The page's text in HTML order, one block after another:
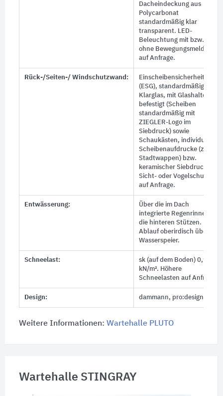
Dacheindeckung aus
Polycarbonat
standardmäßig klar
transparent. LED-
Beleuchtung mit bzw.
ohne Bewegungsmelder
auf Anfrage.
Rück-/Seiten-/ Windschutzwand:
Einscheibensicherheitsglas
(ESG), standardmäßig
Klarglas, mit Glashaltern
befestigt (Scheiben
standardmäßig mit
ZIEGLER-Logo im
Siebdruck) sowie
Schaukästen, individuelle
Scheibenaufdrucke (z. B.
Stadtwappen) bzw.
keramischer Siebdruck als
Sicht- oder Vogelschutz
auf Anfrage.
Entwässerung:
Über die im Dach
integrierte Regenrinne und
die hinteren Stützen.
Ablauf oberirdisch über
Wasserspeier.
Schneelast:
sk (auf dem Boden) 0,93
kN/m². Höhere
Schneelasten auf Anfrage
Design: dammann, pro:design
Weitere Informationen: Wartehalle PLUTO
Wartehalle STINGRAY